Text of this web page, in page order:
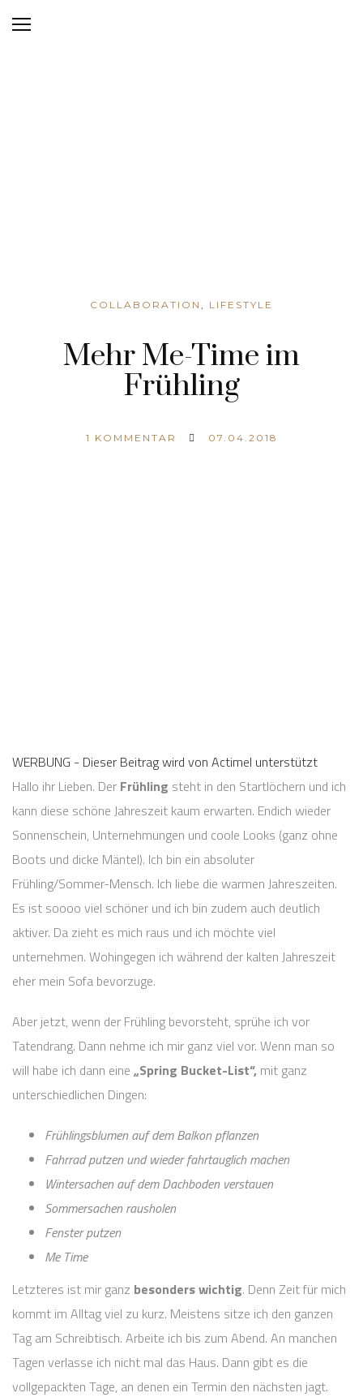
COLLABORATION , LIFESTYLE
Mehr Me-Time im
Frühling
1 KOMMENTAR 07.04.2018
WERBUNG - Dieser Beitrag wird von Actimel unterstützt
Hallo ihr Lieben. Der Frühling steht in den Startlöchern und ich
kann diese schöne Jahreszeit kaum erwarten. Endich wieder
Sonnenschein, Unternehmungen und coole Looks (ganz ohne
Boots und dicke Mäntel). Ich bin ein absoluter
Frühling/Sommer-Mensch. Ich liebe die warmen Jahreszeiten.
Es ist soooo viel schöner und ich bin zudem auch deutlich
aktiver. Da zieht es mich raus und ich möchte viel
unternehmen. Wohingegen ich während der kalten Jahreszeit
eher mein Sofa bevorzuge.
Aber jetzt, wenn der Frühling bevorsteht, sprühe ich vor
Tatendrang. Dann nehme ich mir ganz viel vor. Wenn man so
will habe ich dann eine „Spring Bucket-List“, mit ganz
unterschiedlichen Dingen:
Frühlingsblumen auf dem Balkon pflanzen
Fahrrad putzen und wieder fahrtauglich machen
Wintersachen auf dem Dachboden verstauen
Sommersachen rausholen
Fenster putzen
Me Time
Letzteres ist mir ganz besonders wichtig. Denn Zeit für mich
kommt im Alltag viel zu kurz. Meistens sitze ich den ganzen
Tag am Schreibtisch. Arbeite ich bis zum Abend. An manchen
Tagen verlasse ich nicht mal das Haus. Dann gibt es die
vollgepackten Tage, an denen ein Termin den nächsten jagt.